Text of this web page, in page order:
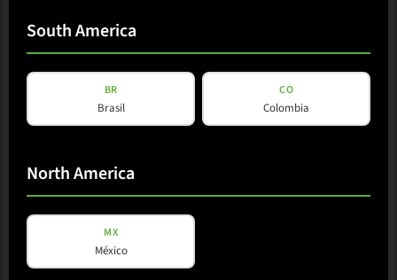
South America
BR
Brasil
CO
Colombia
North America
MX
México